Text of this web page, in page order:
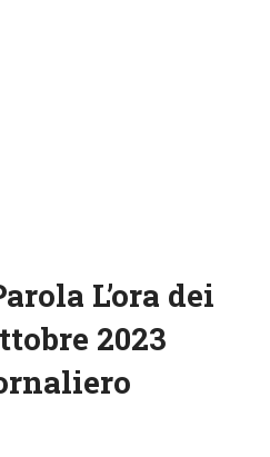
L’ora dei
2023